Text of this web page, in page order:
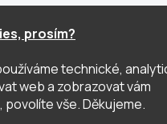
prosím?
technické,
web a zobrazovat vám
povolíte vše. Děkujeme.